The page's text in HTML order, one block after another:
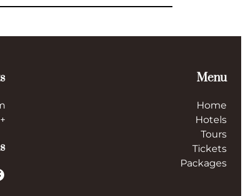
Menu
Home
Hotels
Tours
Tickets
Packages
+123456789